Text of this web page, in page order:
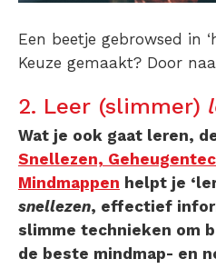
Een beetje gebrowsed in
Keuze gemaakt? Door
2. Leer (slimmer)
Wat je ook gaat leren,
Snellezen,
Mindmappen helpt je
snellezen, effectief
slimme technieken om
de beste mindmap- en